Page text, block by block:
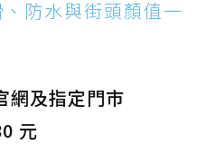
防水與街頭顏值一
及指定門市
元